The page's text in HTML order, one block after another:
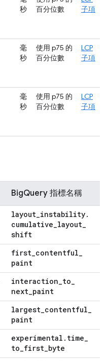
秒
百分位數
子項
毫
秒
使用 p75 的
百分位數
LCP
子項
毫
秒
使用 p75 的
百分位數
LCP
子項
BigQuery 指標名稱
layout_instability.
cumulative_layout_
shift
first_contentful_
paint
interaction_to_
next_paint
largest_contentful_
paint
experimental . time_
to_first_byte